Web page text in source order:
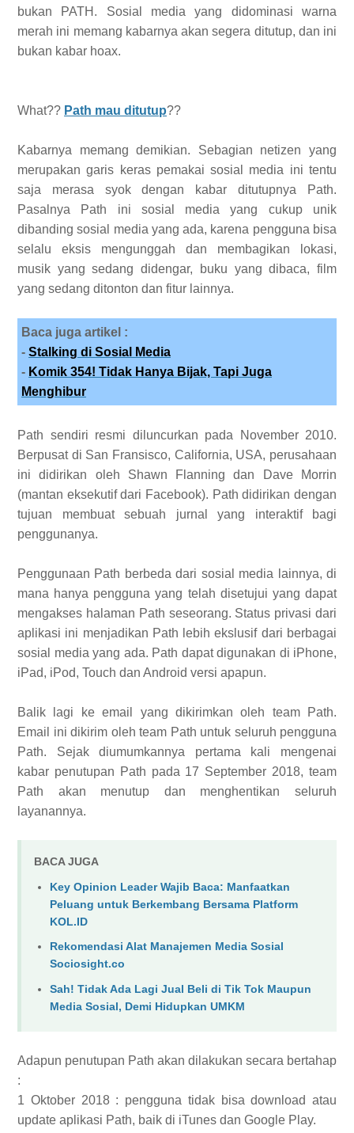
bukan PATH. Sosial media yang didominasi warna
merah ini memang kabarnya akan segera ditutup, dan ini
bukan kabar hoax.
What?? Path mau ditutup??
Kabarnya memang demikian. Sebagian netizen yang
merupakan garis keras pemakai sosial media ini tentu
saja merasa syok dengan kabar ditutupnya Path.
Pasalnya Path ini sosial media yang cukup unik
dibanding sosial media yang ada, karena pengguna bisa
selalu eksis mengunggah dan membagikan lokasi,
musik yang sedang didengar, buku yang dibaca, film
yang sedang ditonton dan fitur lainnya.
Baca juga artikel :
- Stalking di Sosial Media
- Komik 354! Tidak Hanya Bijak, Tapi Juga
Menghibur
Path sendiri resmi diluncurkan pada November 2010.
Berpusat di San Fransisco, California, USA, perusahaan
ini didirikan oleh Shawn Flanning dan Dave Morrin
(mantan eksekutif dari Facebook). Path didirikan dengan
tujuan membuat sebuah jurnal yang interaktif bagi
penggunanya.
Penggunaan Path berbeda dari sosial media lainnya, di
mana hanya pengguna yang telah disetujui yang dapat
mengakses halaman Path seseorang. Status privasi dari
aplikasi ini menjadikan Path lebih ekslusif dari berbagai
sosial media yang ada. Path dapat digunakan di iPhone,
iPad, iPod, Touch dan Android versi apapun.
Balik lagi ke email yang dikirimkan oleh team Path.
Email ini dikirim oleh team Path untuk seluruh pengguna
Path. Sejak diumumkannya pertama kali mengenai
kabar penutupan Path pada 17 September 2018, team
Path akan menutup dan menghentikan seluruh
layanannya.
BACA JUGA
Key Opinion Leader Wajib Baca: Manfaatkan
Peluang untuk Berkembang Bersama Platform
KOL.ID
Rekomendasi Alat Manajemen Media Sosial
Sociosight.co
Sah! Tidak Ada Lagi Jual Beli di Tik Tok Maupun
Media Sosial, Demi Hidupkan UMKM
Adapun penutupan Path akan dilakukan secara bertahap
:
1 Oktober 2018 : pengguna tidak bisa download atau
update aplikasi Path, baik di iTunes dan Google Play.